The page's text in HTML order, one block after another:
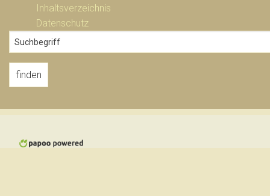
Inhaltsverzeichnis
Datenschutz